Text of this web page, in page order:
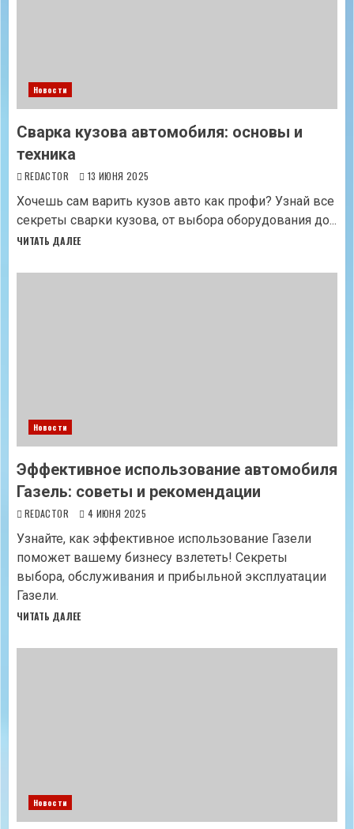
Новости
Сварка кузова автомобиля: основы и
техника
REDACTOR 13 ИЮНЯ 2025
Хочешь сам варить кузов авто как профи? Узнай все
секреты сварки кузова, от выбора оборудования до...
ЧИТАТЬ ДАЛЕЕ
Новости
Эффективное использование автомобиля
Газель: советы и рекомендации
REDACTOR 4 ИЮНЯ 2025
Узнайте, как эффективное использование Газели
поможет вашему бизнесу взлететь! Секреты
выбора, обслуживания и прибыльной эксплуатации
Газели.
ЧИТАТЬ ДАЛЕЕ
Новости